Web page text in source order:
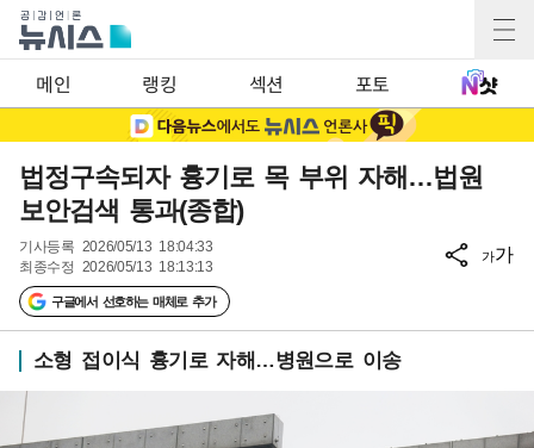
메인 랭킹 섹션 포토
법정구속되자 흉기로 목 부위 자해…법원
보안검색 통과(종합)
기사등록 2026/05/13 18:04:33
최종수정 2026/05/13 18:13:13
구글에서 선호하는 매체로 추가
가가
소형 접이식 흉기로 자해…병원으로 이송